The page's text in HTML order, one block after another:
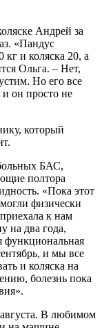
Андрей за
«Пандус
и коляска 20, а
Ольга. – Нет,
Но его все
он просто не
который
БАС,
полтора
«Пока этот
физически
к нам
на два года,
функциональная
и мы все
и коляска на
болезнь пока
В любимом